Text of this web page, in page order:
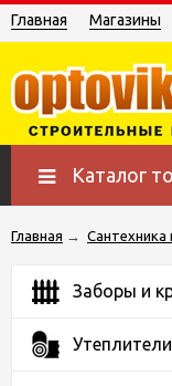
Главная Магазины
Каталог
Главная → Сантехника
Заборы и
Утеплители